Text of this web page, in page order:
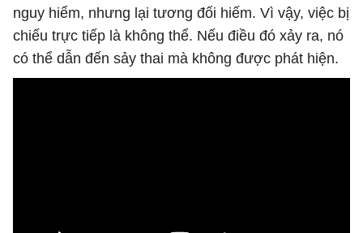
nguy hiểm, nhưng lại tương đối hiếm. Vì vậy, việc bị
chiếu trực tiếp là không thể. Nếu điều đó xảy ra, nó
có thể dẫn đến sảy thai mà không được phát hiện.